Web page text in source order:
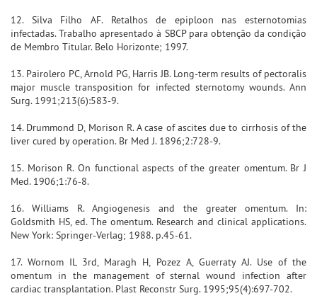
12. Silva Filho AF. Retalhos de epiploon nas esternotomias
infectadas. Trabalho apresentado à SBCP para obtenção da condição
de Membro Titular. Belo Horizonte; 1997.
13. Pairolero PC, Arnold PG, Harris JB. Long-term results of pectoralis
major muscle transposition for infected sternotomy wounds. Ann
Surg. 1991;213(6):583-9.
14. Drummond D, Morison R. A case of ascites due to cirrhosis of the
liver cured by operation. Br Med J. 1896;2:728-9.
15. Morison R. On functional aspects of the greater omentum. Br J
Med. 1906;1:76-8.
16. Williams R. Angiogenesis and the greater omentum. In:
Goldsmith HS, ed. The omentum. Research and clinical applications.
New York: Springer-Verlag; 1988. p.45-61.
17. Wornom IL 3rd, Maragh H, Pozez A, Guerraty AJ. Use of the
omentum in the management of sternal wound infection after
cardiac transplantation. Plast Reconstr Surg. 1995;95(4):697-702.